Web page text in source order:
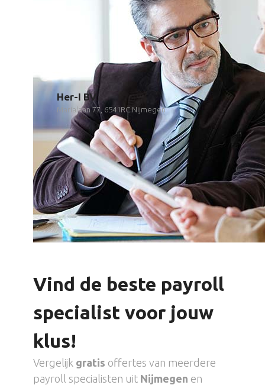
Her-I BV
Marialaan 77, 6541RC Nijmegen
Vind de beste payroll
specialist voor jouw
klus!
Vergelijk gratis offertes van meerdere
payroll specialisten uit Nijmegen en